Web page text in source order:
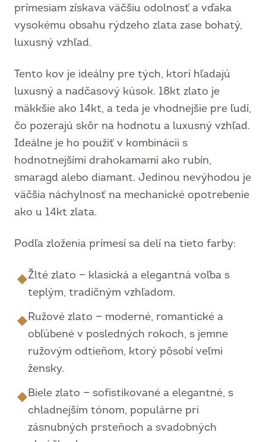
prímesiam získava väčšiu odolnosť a vďaka
vysokému obsahu rýdzeho zlata zase bohatý,
luxusný vzhľad.
Tento kov je ideálny pre tých, ktorí hľadajú
luxusný a nadčasový kúsok. 18kt zlato je
mäkkšie ako 14kt, a teda je vhodnejšie pre ľudí,
čo pozerajú skôr na hodnotu a luxusný vzhľad.
Ideálne je ho použiť v kombinácii s
hodnotnejšími drahokamami ako rubín,
smaragd alebo diamant. Jedinou nevýhodou je
väčšia náchylnosť na mechanické opotrebenie
ako u 14kt zlata.
Podľa zloženia prímesí sa delí na tieto farby:
◆Žlté zlato — klasická a elegantná voľba s
teplým, tradičným vzhľadom.
◆ Ružové zlato — moderné, romantické a
obľúbené v posledných rokoch, s jemne
ružovým odtieňom, ktorý pôsobí veľmi
žensky.
◆ Biele zlato — sofistikované a elegantné, s
chladnejším tónom, populárne pri
zásnubných prsteňoch a svadobných